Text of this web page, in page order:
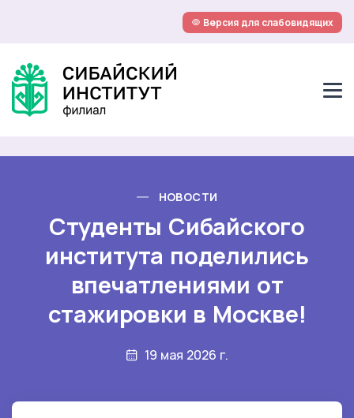
Версия для слабовидящих
НОВОСТИ
Студенты Сибайского
института поделились
впечатлениями от
стажировки в Москве!
19 мая 2026 г.